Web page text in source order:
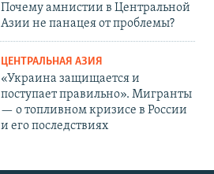
Почему амнистии в Центральной
Азии не панацея от проблемы?
ЦЕНТРАЛЬНАЯ АЗИЯ
«Украина защищается и
поступает правильно». Мигранты
— о топливном кризисе в России
и его последствиях